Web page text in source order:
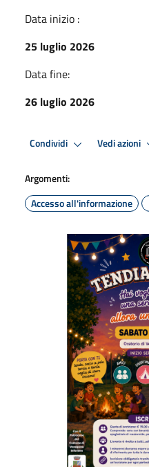
Data inizio :
25 luglio 2026
Data fine:
26 luglio 2026
Condividi Vedi azioni
Argomenti:
Accesso all'informazione